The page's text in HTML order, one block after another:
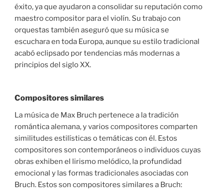
éxito, ya que ayudaron a consolidar su reputación como
maestro compositor para el violín. Su trabajo con
orquestas también aseguró que su música se
escuchara en toda Europa, aunque su estilo tradicional
acabó eclipsado por tendencias más modernas a
principios del siglo XX.
Compositores similares
La música de Max Bruch pertenece a la tradición
romántica alemana, y varios compositores comparten
similitudes estilísticas o temáticas con él. Estos
compositores son contemporáneos o individuos cuyas
obras exhiben el lirismo melódico, la profundidad
emocional y las formas tradicionales asociadas con
Bruch. Estos son compositores similares a Bruch: